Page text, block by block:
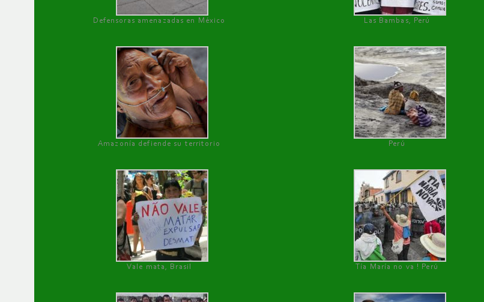
Defensoras amenazadas en México Las Bambas, Perú
Amazonía defiende su territorio Perú
Vale mata, Brasil Tía María no va ! Perú